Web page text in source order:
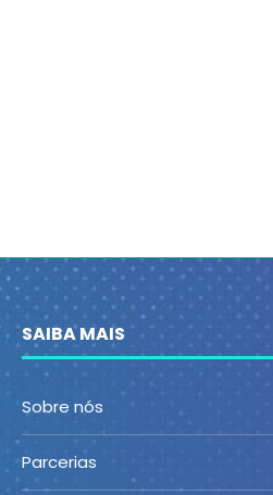
SAIBA MAIS
Sobre nós
Parcerias